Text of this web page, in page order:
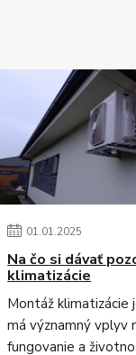
01.01.2025
Na čo si dávať
klimatizácie
Montáž klimatizácie
má významný vplyv
fungovanie a